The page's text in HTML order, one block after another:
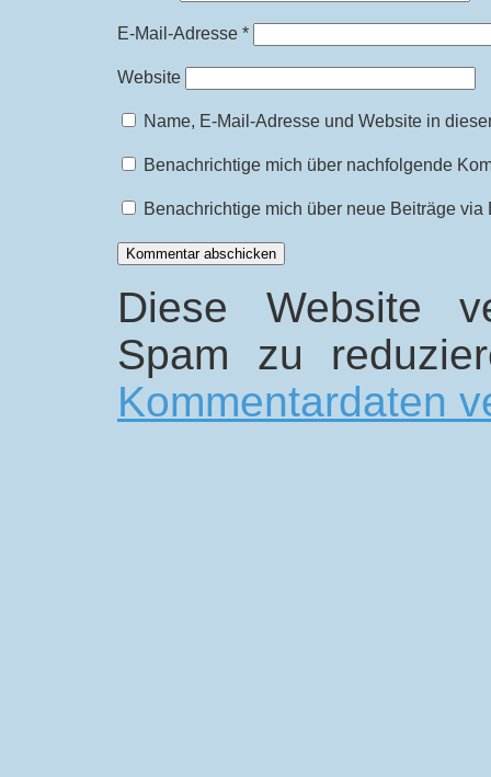
E-Mail-Adresse *
Website
Name, E-Mail-Adresse und Website in
Benachrichtige mich über nachfolgende
Benachrichtige mich über neue Beiträge via
Diese Website
Spam zu
Kommentardaten